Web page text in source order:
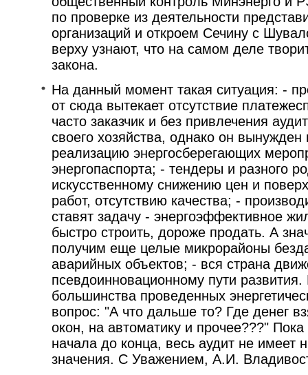
по проверке из деятельности
организаций и откроем Сечину с
верху узнают, что на самом деле
закона.
На данный момент такая ситуация: -
от сюда вытекает отсутствие
часто заказчик и без привлечения
своего хозяйства, однако он вынужден
реализацию энергосберегающих
энергопаспорта; - тендеры и разного
искусственному снижению цен и
работ, отсутствию качества; -
ставят задачу - энергоэффективное
быстро строить, дороже продать. А
получим еще целые микрорайоны
аварийных объектов; - вся страна
псевдоинновационному пути развития.
большинства проведенных
вопрос: "А что дальше то? Где денег
окон, на автоматику и прочее???"
начала до конца, весь аудит не имеет
значения. С Уважением, А.И.